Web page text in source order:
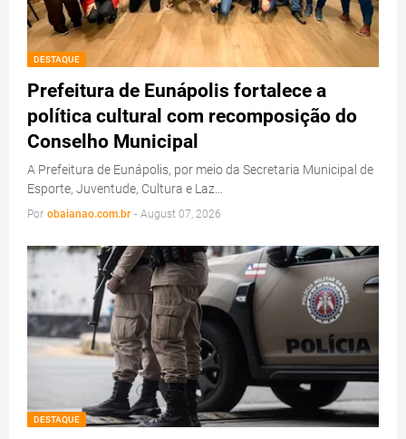
DESTAQUE
Prefeitura de Eunápolis fortalece a
política cultural com recomposição do
Conselho Municipal
A Prefeitura de Eunápolis, por meio da Secretaria Municipal de
Esporte, Juventude, Cultura e Laz…
Por obaianao.com.br - August 07, 2026
DESTAQUE